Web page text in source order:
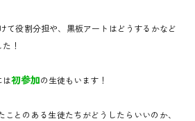
て役割分担や、 黒板アートはどうするかなど
！
は初参加の生徒もいます！
とのある生徒たちがどうしたらいいのか、